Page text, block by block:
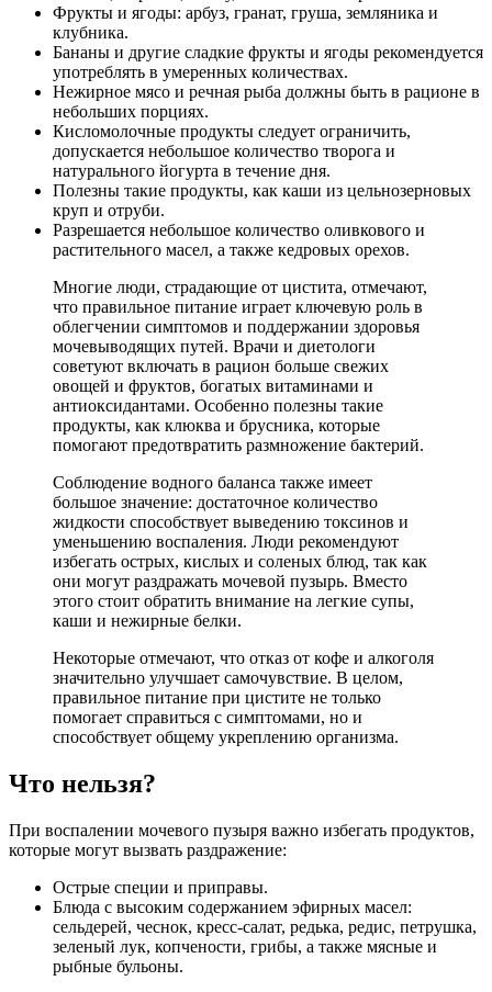
Фрукты и ягоды: арбуз, гранат, груша, земляника и
клубника.
Бананы и другие сладкие фрукты и ягоды рекомендуется
употреблять в умеренных количествах.
Нежирное мясо и речная рыба должны быть в рационе в
небольших порциях.
Кисломолочные продукты следует ограничить,
допускается небольшое количество творога и
натурального йогурта в течение дня.
Полезны такие продукты, как каши из цельнозерновых
круп и отруби.
Разрешается небольшое количество оливкового и
растительного масел, а также кедровых орехов.
Многие люди, страдающие от цистита, отмечают,
что правильное питание играет ключевую роль в
облегчении симптомов и поддержании здоровья
мочевыводящих путей. Врачи и диетологи
советуют включать в рацион больше свежих
овощей и фруктов, богатых витаминами и
антиоксидантами. Особенно полезны такие
продукты, как клюква и брусника, которые
помогают предотвратить размножение бактерий.
Соблюдение водного баланса также имеет
большое значение: достаточное количество
жидкости способствует выведению токсинов и
уменьшению воспаления. Люди рекомендуют
избегать острых, кислых и соленых блюд, так как
они могут раздражать мочевой пузырь. Вместо
этого стоит обратить внимание на легкие супы,
каши и нежирные белки.
Некоторые отмечают, что отказ от кофе и алкоголя
значительно улучшает самочувствие. В целом,
правильное питание при цистите не только
помогает справиться с симптомами, но и
способствует общему укреплению организма.
Что нельзя?
При воспалении мочевого пузыря важно избегать продуктов,
которые могут вызвать раздражение:
Острые специи и приправы.
Блюда с высоким содержанием эфирных масел:
сельдерей, чеснок, кресс-салат, редька, редис, петрушка,
зеленый лук, копчености, грибы, а также мясные и
рыбные бульоны.